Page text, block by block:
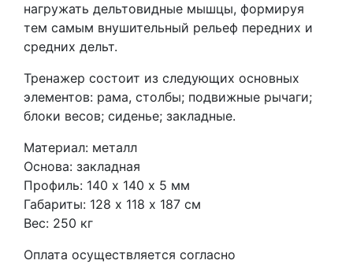
нагружать дельтовидные мышцы, формируя
тем самым внушительный рельеф передних и
средних дельт.
Тренажер состоит из следующих основных
элементов: рама, столбы; подвижные рычаги;
блоки весов; сиденье; закладные.
Материал: металл
Основа: закладная
Профиль: 140 х 140 х 5 мм
Габариты: 128 х 118 х 187 см
Вес: 250 кг
Оплата осуществляется согласно